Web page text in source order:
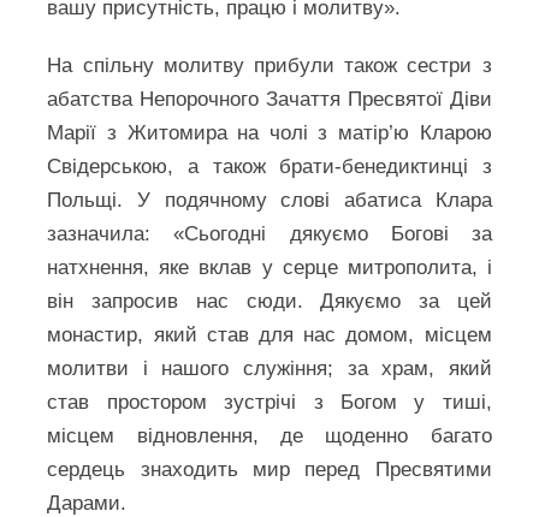
вашу присутність, працю і молитву».
На спільну молитву прибули також сестри з
абатства Непорочного Зачаття Пресвятої Діви
Марії з Житомира на чолі з матір’ю Кларою
Свідерською, а також брати-бенедиктинці з
Польщі. У подячному слові абатиса Клара
зазначила: «Сьогодні дякуємо Богові за
натхнення, яке вклав у серце митрополита, і
він запросив нас сюди. Дякуємо за цей
монастир, який став для нас домом, місцем
молитви і нашого служіння; за храм, який
став простором зустрічі з Богом у тиші,
місцем відновлення, де щоденно багато
сердець знаходить мир перед Пресвятими
Дарами.